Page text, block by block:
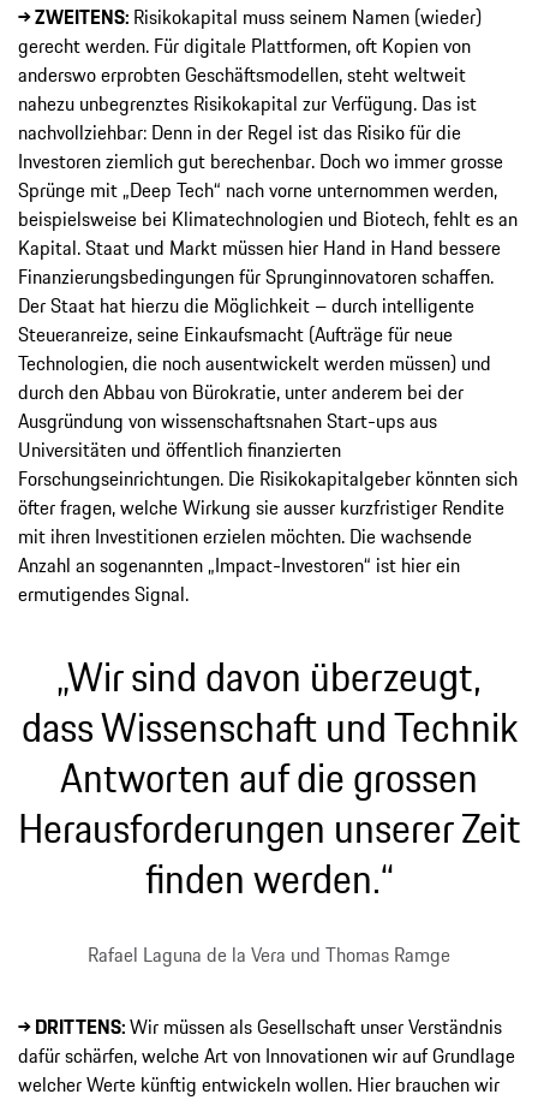
→ ZWEITENS: Risikokapital muss seinem Namen (wieder)
gerecht werden. Für digitale Plattformen, oft Kopien von
anderswo erprobten Geschäftsmodellen, steht weltweit
nahezu unbegrenztes Risikokapital zur Verfügung. Das ist
nachvollziehbar: Denn in der Regel ist das Risiko für die
Investoren ziemlich gut berechenbar. Doch wo immer grosse
Sprünge mit „Deep Tech“ nach vorne unternommen werden,
beispielsweise bei Klimatechnologien und Biotech, fehlt es an
Kapital. Staat und Markt müssen hier Hand in Hand bessere
Finanzierungsbedingungen für Sprunginnovatoren schaffen.
Der Staat hat hierzu die Möglichkeit – durch intelligente
Steueranreize, seine Einkaufsmacht (Aufträge für neue
Technologien, die noch ausentwickelt werden müssen) und
durch den Abbau von Bürokratie, unter anderem bei der
Ausgründung von wissenschaftsnahen Start-ups aus
Universitäten und öffentlich finanzierten
Forschungseinrichtungen. Die Risikokapitalgeber könnten sich
öfter fragen, welche Wirkung sie ausser kurzfristiger Rendite
mit ihren Investitionen erzielen möchten. Die wachsende
Anzahl an sogenannten „Impact-Investoren“ ist hier ein
ermutigendes Signal.
„Wir sind davon überzeugt,
dass Wissenschaft und Technik
Antworten auf die grossen
Herausforderungen unserer Zeit
finden werden.“
Rafael Laguna de la Vera und Thomas Ramge
→ DRITTENS:Wir müssen als Gesellschaft unser Verständnis
dafür schärfen, welche Art von Innovationen wir auf Grundlage
welcher Werte künftig entwickeln wollen. Hier brauchen wir